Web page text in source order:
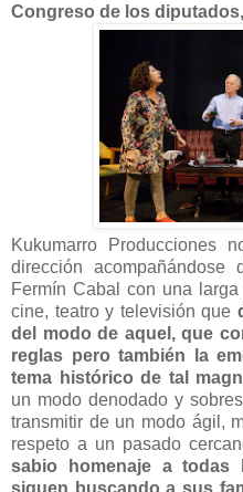
Congreso de los
Kukumarro Producciones
dirección
Fermín Cabal con una
cine, teatro y televisión que
del modo de aquel, que
reglas pero también la
tema histórico de tal
un modo denodado y
transmitir de un modo ágil,
respeto a un pasado
sabio homenaje a
siguen buscando a sus